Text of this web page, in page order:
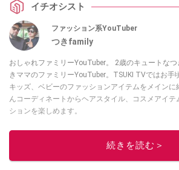
イチオシスト
ファッション系YouTuber
つきfamily
おしゃれファミリーYouTuber。 2歳のキュートなつき局長と、つきパパ＆つ
きママのファミリーYouTuber。TSUKI TVではお手
キッズ、ベビーのファッションアイテムをメインに
んコーディネートからヘアスタイル、コスメアイテ
ションを楽しめます。
このイチオシ
続きを読む＞